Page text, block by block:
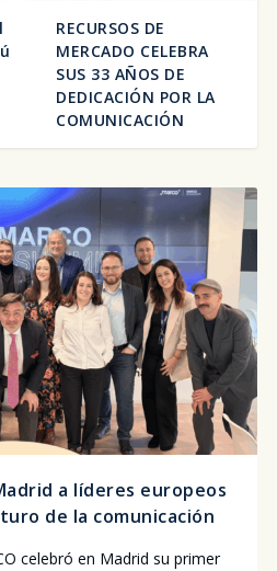
RECURSOS DE
MERCADO CELEBRA
SUS 33 AÑOS DE
DEDICACIÓN POR LA
COMUNICACIÓN
a líderes europeos
de la comunicación
cele­bró en Madrid su pri­mer